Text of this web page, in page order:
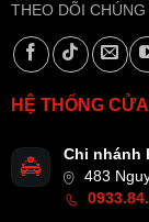
THEO DÕI CHÚNG
HỆ THỐNG
Chi nhánh
483